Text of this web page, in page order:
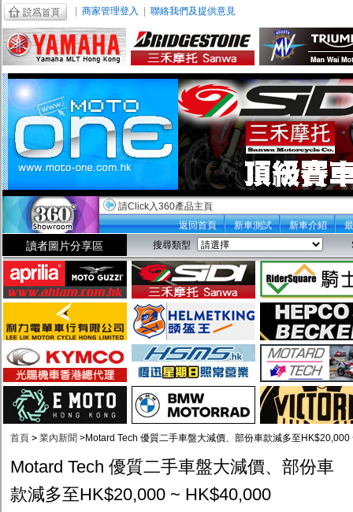
商家管理登入 聯絡我們及提供意見
請Click入360產品主頁
返回首頁
新車測試 新車介紹
讀者圖片分享區 搜尋類型
首頁 > 業內新聞 >Motard Tech 優質二手車盤大減價、部份車款減多至
Motard Tech 優質二手車盤大減價、部份車
款減多至HK$20,000 ~ HK$40,000